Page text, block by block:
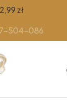
zł
504-086